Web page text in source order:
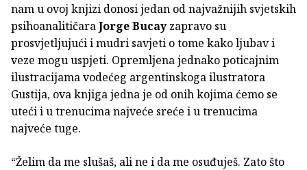
nam u ovoj knjizi donosi jedan od najvažnijih svjetskih
psihoanalitičaraJorge Bucayzapravo su
prosvjetljujući i mudri savjeti o tome kako ljubav i
veze mogu uspjeti. Opremljena jednako poticajnim
ilustracijama vodećeg argentinskoga ilustratora
Gustija, ova knjiga jedna je od onih kojima ćemo se
uteći i u trenucima najveće sreće i u trenucima
najveće tuge.
“Želim da me slušaš, ali ne i da me osuđuješ. Zato što